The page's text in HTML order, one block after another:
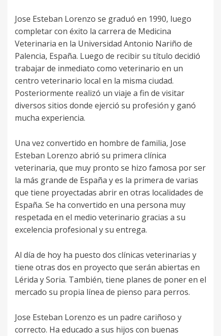
Jose Esteban Lorenzo se graduó en 1990, luego
completar con éxito la carrera de Medicina
Veterinaria en la Universidad Antonio Nariño de
Palencia, España. Luego de recibir su título decidió
trabajar de inmediato como veterinario en un
centro veterinario local en la misma ciudad.
Posteriormente realizó un viaje a fin de visitar
diversos sitios donde ejerció su profesión y ganó
mucha experiencia.
Una vez convertido en hombre de familia, Jose
Esteban Lorenzo abrió su primera clínica
veterinaria, que muy pronto se hizo famosa por ser
la más grande de España y es la primera de varias
que tiene proyectadas abrir en otras localidades de
España. Se ha convertido en una persona muy
respetada en el medio veterinario gracias a su
excelencia profesional y su entrega.
Al día de hoy ha puesto dos clínicas veterinarias y
tiene otras dos en proyecto que serán abiertas en
Lérida y Soria. También, tiene planes de poner en el
mercado su propia línea de pienso para perros.
Jose Esteban Lorenzo es un padre cariñoso y
correcto. Ha educado a sus hijos con buenas